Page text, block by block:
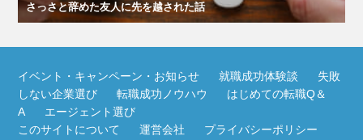
さっさと辞めた友人に先を越された話
イベント・キャンペーン・お知らせ 就職成功体験談
失敗
しない企業選び
転職成功ノウハウ
はじめての転職Q＆
A
エージェント選び
このサイトについて
運営会社 プライバシーポリシー